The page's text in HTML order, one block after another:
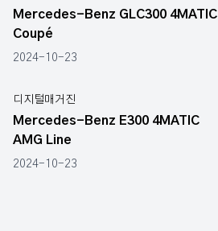
Mercedes-Benz GLC300 4MATIC
Coupé
2024-10-23
디지털매거진
Mercedes-Benz E300 4MATIC
AMG Line
2024-10-23